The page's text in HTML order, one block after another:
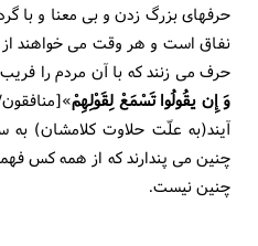
حرفهای بزرگ زدن و بی معنا و با
نفاق است و هر وقت می خواهند
حرف می زنند که با آن مردم را
وَ إِن یقُولُوا تَسْمَعْ لِقَوْلِهِمْ
آیند(به علّت حلاوت کلامشان)
چنین می پندارند که از همه کس
چنین نیست.